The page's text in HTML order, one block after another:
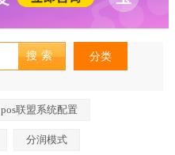
分类
pos联盟系统配置
分润模式